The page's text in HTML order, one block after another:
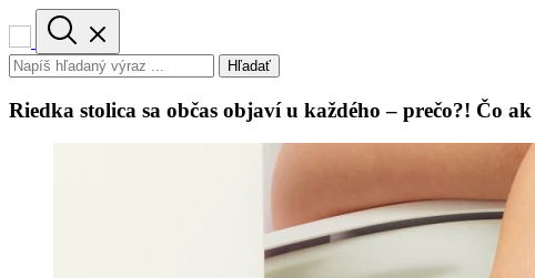
Hľadať
Riedka stolica sa občas objaví u každého – prečo?! Čo